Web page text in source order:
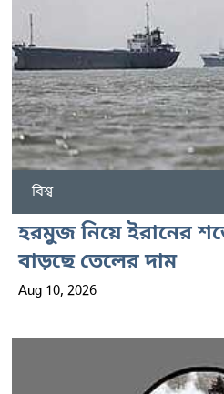
বিশ্ব
হরমুজ নিয়ে ইরানের
বাড়ছে তেলের দাম
Aug 10, 2026